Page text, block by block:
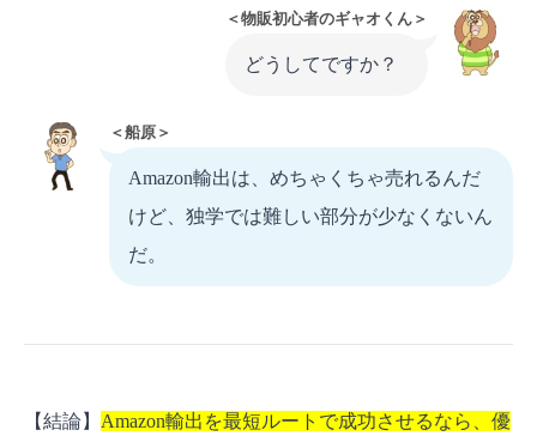
＜物販初心者のギャオくん＞
どうしてですか？
＜船原＞
Amazon輸出は、めちゃくちゃ売れるんだ
けど、独学では難しい部分が少なくないん
だ。
【結論】 Amazon輸出を最短ルートで成功させるなら、優